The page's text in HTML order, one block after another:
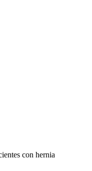
con hernia